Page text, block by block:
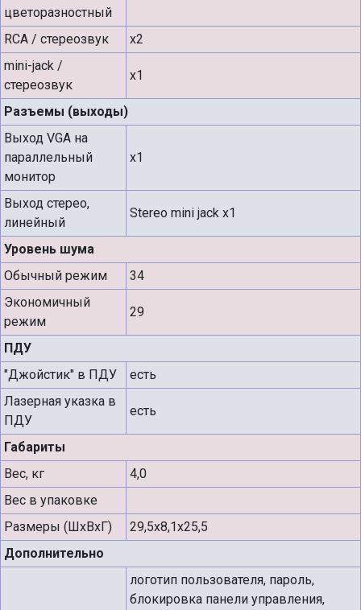
цветоразностный
RCA / стереозвук
х2
mini-jack /
стереозвук
х1
Разъемы (выходы)
Выход VGA на
параллельный
монитор
х1
Выход стерео,
линейный
Stereo mini jack х1
Уровень шума
Обычный режим
34
Экономичный
режим
29
ПДУ
"Джойстик" в ПДУ
есть
Лазерная указка в
ПДУ
есть
Габариты
Вес, кг
4,0
Вес в упаковке
Размеры (ШхВхГ)
29,5x8,1x25,5
Дополнительно
логотип пользователя, пароль,
блокировка панели управления,